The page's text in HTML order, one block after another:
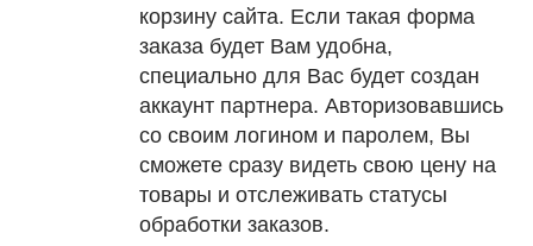
корзину сайта. Если такая форма
заказа будет Вам удобна,
специально для Вас будет создан
аккаунт партнера. Авторизовавшись
со своим логином и паролем, Вы
сможете сразу видеть свою цену на
товары и отслеживать статусы
обработки заказов.